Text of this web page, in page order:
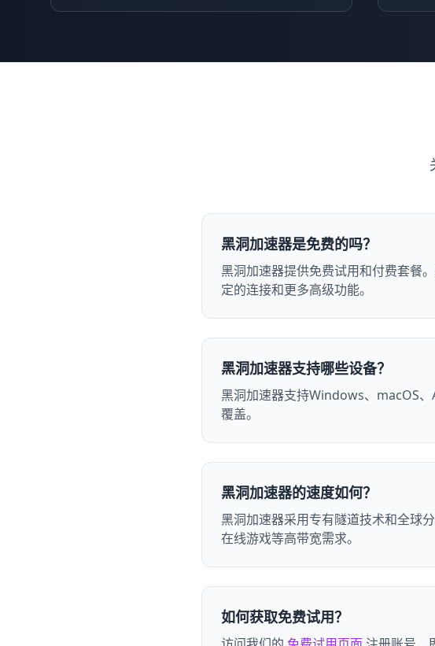
黑洞加速器是免费的吗？
黑洞加速器提供免费试用和付费套餐
定的连接和更多高级功能。
黑洞加速器支持哪些设备？
黑洞加速器支持Windows、macOS
覆盖。
黑洞加速器的速度如何？
黑洞加速器采用专有隧道技术和全球
在线游戏等高带宽需求。
如何获取免费试用？